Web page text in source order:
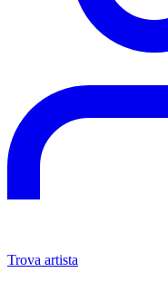
Trova artista